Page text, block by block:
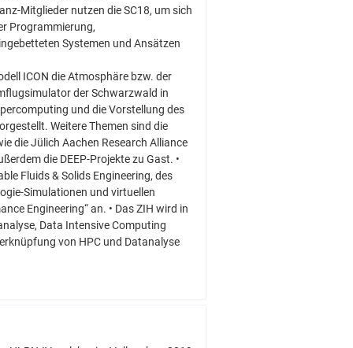
Mitglieder nutzen die SC18, um sich
Programmierung,
Systemen und Ansätzen
ICON die Atmosphäre bzw. der
der Schwarzwald in
und die Vorstellung des
Weitere Themen sind die
die Jülich Aachen Research Alliance
die DEEP-Projekte zu Gast. •
Fluids & Solids Engineering, des
Simulationen und virtuellen
Engineering“ an. • Das ZIH wird in
Data Intensive Computing
von HPC und Datanalyse